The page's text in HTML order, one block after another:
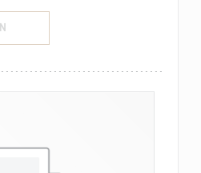
((ÅBNER I ET NYT VINDUE))